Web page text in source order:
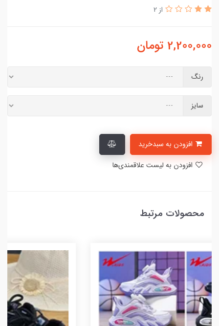
از 2
2,200,000 تومان
رنگ
سایز
محصولات مرتبط